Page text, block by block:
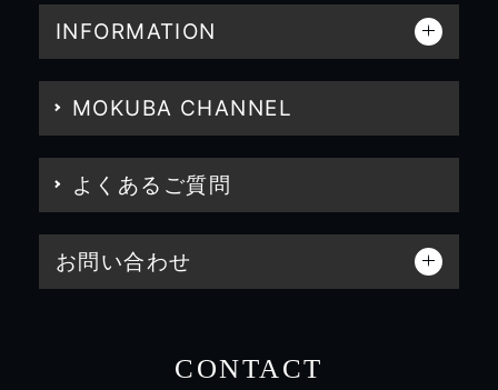
INFORMATION
MOKUBA CHANNEL
よくあるご質問
お問い合わせ
CONTACT